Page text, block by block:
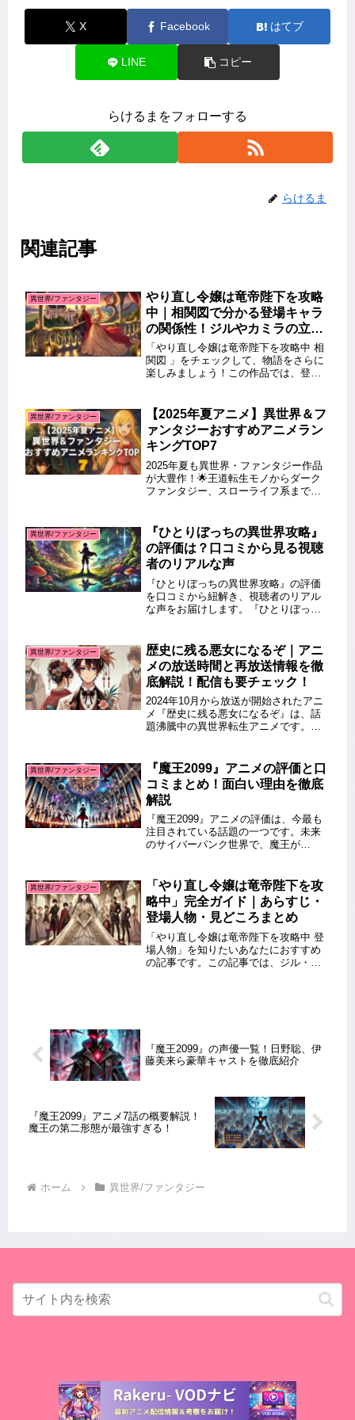
X Facebook はてブ
LINE コピー
らけるまをフォローする
らけるま
関連記事
異世界/ファンタジー
やり直し令嬢は竜帝陛下を攻略
中｜相関図で分かる登場キャラ
の関係性！ジルやカミラの立ち
位置も解説
「やり直し令嬢は竜帝陛下を攻略中 相
関図 」をチェックして、物語をさらに
楽しみましょう！この作品では、登場
特に、ジルやカミラ、竜帝陛下ハディ
スのつながりは物語の鍵を握る重要...
異世界/ファンタジー
【2025年夏アニメ】異世界＆フ
ァンタジーおすすめアニメラン
キングTOP7
2025年夏も異世界・ファンタジー作品
が大豊作！🌟王道転生モノからダーク
ファンタジー、スローライフ系まで幅
ァンタジーアニメをランキング形式で
紹介し、どのVODサービスで配信...
異世界/ファンタジー
『ひとりぼっちの異世界攻略』
の評価は？口コミから見る視聴
者のリアルな声
『ひとりぼっちの異世界攻略』の評価
を口コミから紐解き、視聴者のリアル
な声をお届けします。『ひとりぼっち
めています。この記事では、この作品
に対する視聴者の評価や口コミを徹底
調...
異世界/ファンタジー
歴史に残る悪女になるぞ｜アニ
メの放送時間と再放送情報を徹
底解説！配信も要チェック！
2024年10月から放送が開始されたアニ
メ『歴史に残る悪女になるぞ』は、話
題沸騰中の異世界転生アニメです。こ
信サービスの情報を徹底的に解説しま
す。「見逃したけど再放送はある？...
異世界/ファンタジー
『魔王2099』アニメの評価と口
コミまとめ！面白い理由を徹底
解説
『魔王2099』アニメの評価は、今最も
注目されている話題の一つです。未来
のサイバーパンク世界で、魔王が
目を集めています。本記事では、アニ
メ『魔王2099』がなぜ面白...
異世界/ファンタジー
「やり直し令嬢は竜帝陛下を攻
略中」完全ガイド｜あらすじ・
登場人物・見どころまとめ
「やり直し令嬢は竜帝陛下を攻略中 登
場人物」を知りたいあなたにおすすめ
の記事です。この記事では、ジル・サ
『魔王2099』の声優一覧！日野聡、伊
藤美来ら豪華キャストを徹底紹介
『魔王2099』アニメ7話の概要解説！
魔王の第二形態が最強すぎる！
ホーム 異世界/ファンタジー